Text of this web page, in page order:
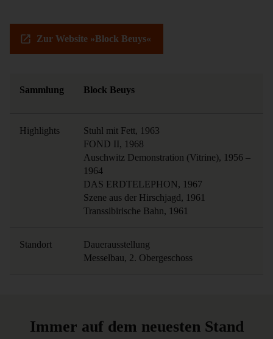
Zur Website »Block Beuys«
Sammlung Block Beuys
Highlights
Stuhl mit Fett, 1963
FOND II, 1968
Auschwitz Demonstration (Vitrine), 1956 –
1964
DAS ERDTELEPHON, 1967
Szene aus der Hirschjagd, 1961
Transsibirische Bahn, 1961
Standort
Dauerausstellung
Messelbau, 2. Obergeschoss
Immer auf dem neuesten Stand